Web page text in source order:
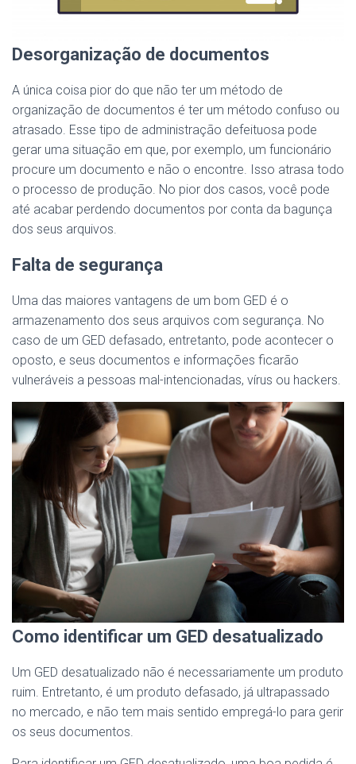
Desorganização de documentos
A única coisa pior do que não ter um método de
organização de documentos é ter um método confuso ou
atrasado. Esse tipo de administração defeituosa pode
gerar uma situação em que, por exemplo, um funcionário
procure um documento e não o encontre. Isso atrasa todo
o processo de produção. No pior dos casos, você pode
até acabar perdendo documentos por conta da bagunça
dos seus arquivos.
Falta de segurança
Uma das maiores vantagens de um bom GED é o
armazenamento dos seus arquivos com segurança. No
caso de um GED defasado, entretanto, pode acontecer o
oposto, e seus documentos e informações ficarão
vulneráveis a pessoas mal-intencionadas, vírus ou hackers.
Como identificar um GED desatualizado
Um GED desatualizado não é necessariamente um produto
ruim. Entretanto, é um produto defasado, já ultrapassado
no mercado, e não tem mais sentido empregá-lo para gerir
os seus documentos.